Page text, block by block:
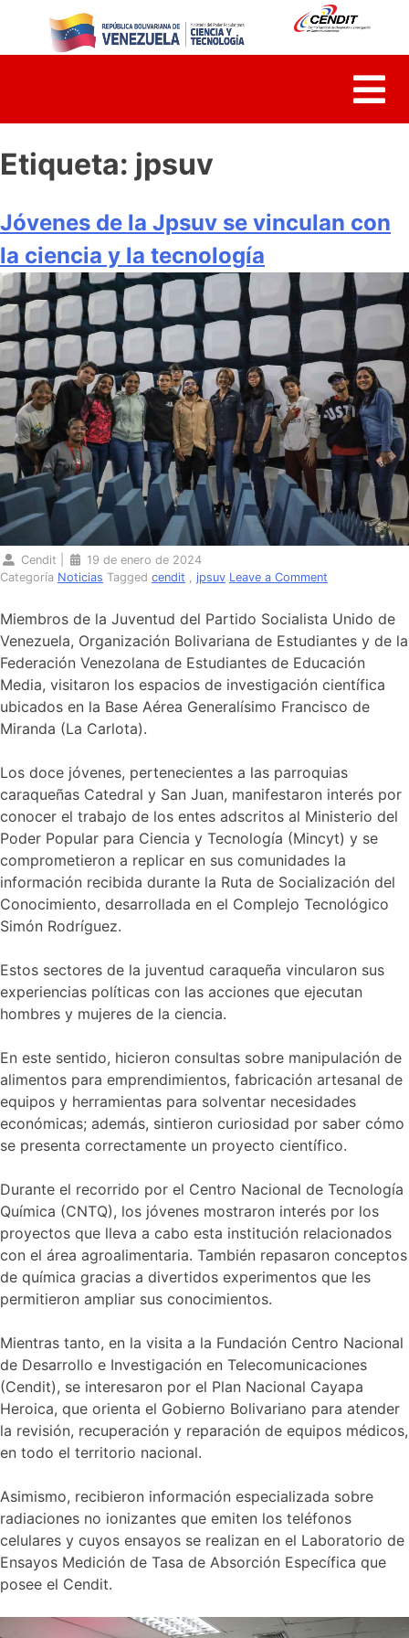
content
Etiqueta: jpsuv
Jóvenes de la Jpsuv se vinculan con
la ciencia y la tecnología
Cendit
19 de enero de 2024
Categoría Noticias Tagged cendit jpsuv Leave a Comment
de
la
Jpsuv
se
vinculan
la
la
Miembros de la Juventud del Partido Socialista Unido de
Venezuela, Organización Bolivariana de Estudiantes y de la
Federación Venezolana de Estudiantes de Educación
Media, visitaron los espacios de investigación científica
ubicados en la Base Aérea Generalísimo Francisco de
Miranda (La Carlota).
Los doce jóvenes, pertenecientes a las parroquias
caraqueñas Catedral y San Juan, manifestaron interés por
conocer el trabajo de los entes adscritos al Ministerio del
Poder Popular para Ciencia y Tecnología (Mincyt) y se
comprometieron a replicar en sus comunidades la
información recibida durante la Ruta de Socialización del
Conocimiento, desarrollada en el Complejo Tecnológico
Simón Rodríguez.
Estos sectores de la juventud caraqueña vincularon sus
experiencias políticas con las acciones que ejecutan
hombres y mujeres de la ciencia.
En este sentido, hicieron consultas sobre manipulación de
alimentos para emprendimientos, fabricación artesanal de
equipos y herramientas para solventar necesidades
económicas; además, sintieron curiosidad por saber cómo
se presenta correctamente un proyecto científico.
Durante el recorrido por el Centro Nacional de Tecnología
Química (CNTQ), los jóvenes mostraron interés por los
proyectos que lleva a cabo esta institución relacionados
con el área agroalimentaria. También repasaron conceptos
de química gracias a divertidos experimentos que les
permitieron ampliar sus conocimientos.
Mientras tanto, en la visita a la Fundación Centro Nacional
de Desarrollo e Investigación en Telecomunicaciones
(Cendit), se interesaron por el Plan Nacional Cayapa
Heroica, que orienta el Gobierno Bolivariano para atender
la revisión, recuperación y reparación de equipos médicos,
en todo el territorio nacional.
Asimismo, recibieron información especializada sobre
radiaciones no ionizantes que emiten los teléfonos
celulares y cuyos ensayos se realizan en el Laboratorio de
Ensayos Medición de Tasa de Absorción Específica que
posee el Cendit.